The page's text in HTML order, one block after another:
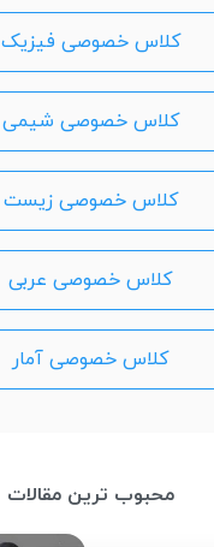
کلاس خصوصی فیزیک
کلاس خصوصی شیمی
کلاس خصوصی زیست
کلاس خصوصی عربی
کلاس خصوصی آمار
محبوب ترین مقالات